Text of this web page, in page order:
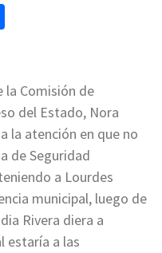
la Comisión de
del Estado, Nora
la atención en que no
de Seguridad
a Lourdes
municipal, luego de
Rivera diera a
estaría a las